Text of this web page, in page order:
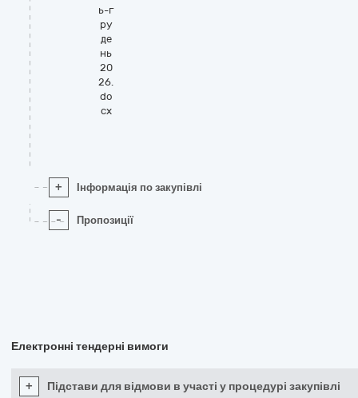
ь-г
ру
де
нь
20
26.
do
cx
+ Інформація по закупівлі
- Пропозиції
Електронні тендерні вимоги
+ Підстави для відмови в участі у процедурі закупівлі